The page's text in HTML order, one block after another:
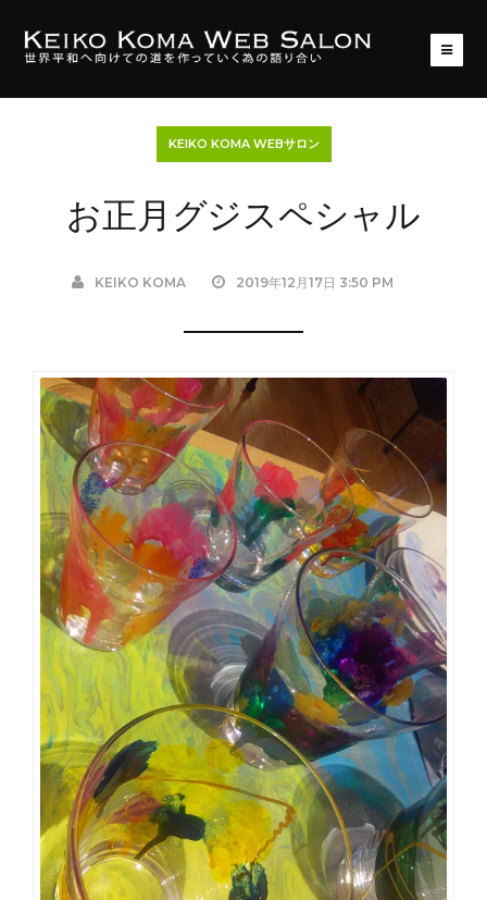
KEIKO KOMA WEBサロン
お正月グジスペシャル
KEIKO KOMA 2019年12月17日 3:50 PM